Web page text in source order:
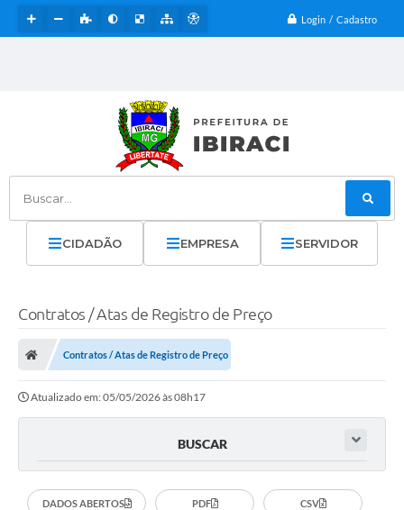
Login / Cadastro
Buscar...
CIDADÃO EMPRESA SERVIDOR
Contratos / Atas de Registro de Preço
Contratos / Atas de Registro de Preço
Atualizado em: 05/05/2026 às 08h17
BUSCAR
DADOS ABERTOS PDF CSV